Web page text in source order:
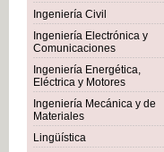
Ingeniería Civil
Ingeniería Electrónica y
Comunicaciones
Ingeniería Energética,
Eléctrica y Motores
Ingeniería Mecánica y de
Materiales
Lingüística